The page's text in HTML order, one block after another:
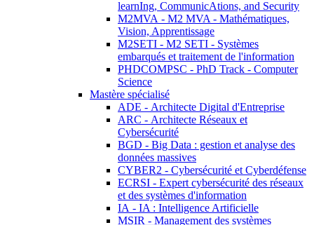
learnIng, CommunicAtions, and Security
M2MVA - M2 MVA - Mathématiques,
Vision, Apprentissage
M2SETI - M2 SETI - Systèmes
embarqués et traitement de l'information
PHDCOMPSC - PhD Track - Computer
Science
Mastère spécialisé
ADE - Architecte Digital d'Entreprise
ARC - Architecte Réseaux et
Cybersécurité
BGD - Big Data : gestion et analyse des
données massives
CYBER2 - Cybersécurité et Cyberdéfense
ECRSI - Expert cybersécurité des réseaux
et des systèmes d'information
IA - IA : Intelligence Artificielle
MSIR - Management des systèmes